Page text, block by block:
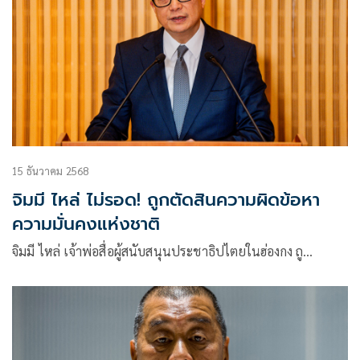
15 ธันวาคม 2568
จิมมี ไหล่ ไม่รอด! ถูกตัดสินความผิดข้อหา
ความมั่นคงแห่งชาติ
จิมมี ไหล่ เจ้าพ่อสื่อผู้สนับสนุนประชาธิปไตยในฮ่องกง ถู…